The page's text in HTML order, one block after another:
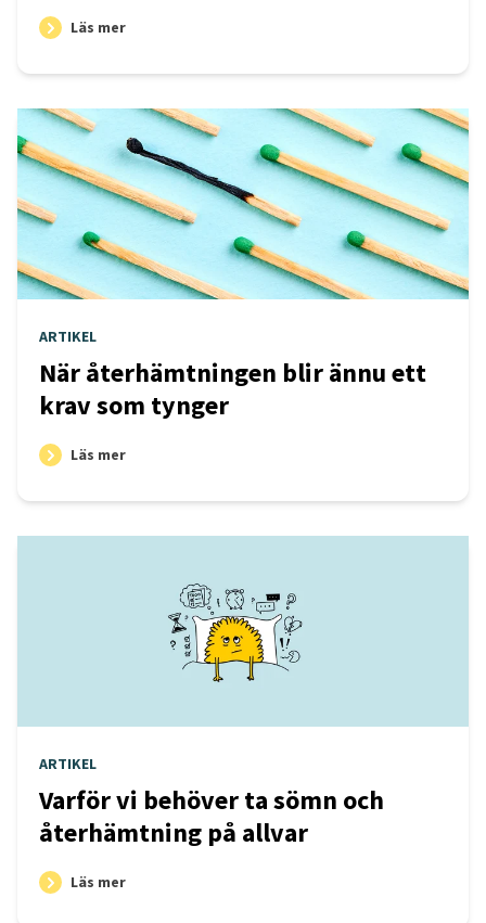
Läs mer
ARTIKEL
När återhämtningen blir ännu ett
krav som tynger
Läs mer
ARTIKEL
Varför vi behöver ta sömn och
återhämtning på allvar
Läs mer